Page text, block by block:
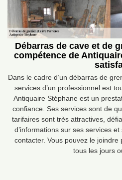
Débarras de cave et de
compétence de
Dans le cadre d’un débarras de
services d’un professionnel est
Antiquaire Stéphane est un
confiance. Ses services sont de
tarifaires sont très attractives,
d’informations sur ses services
contacter. Vous pouvez le
tous les jours